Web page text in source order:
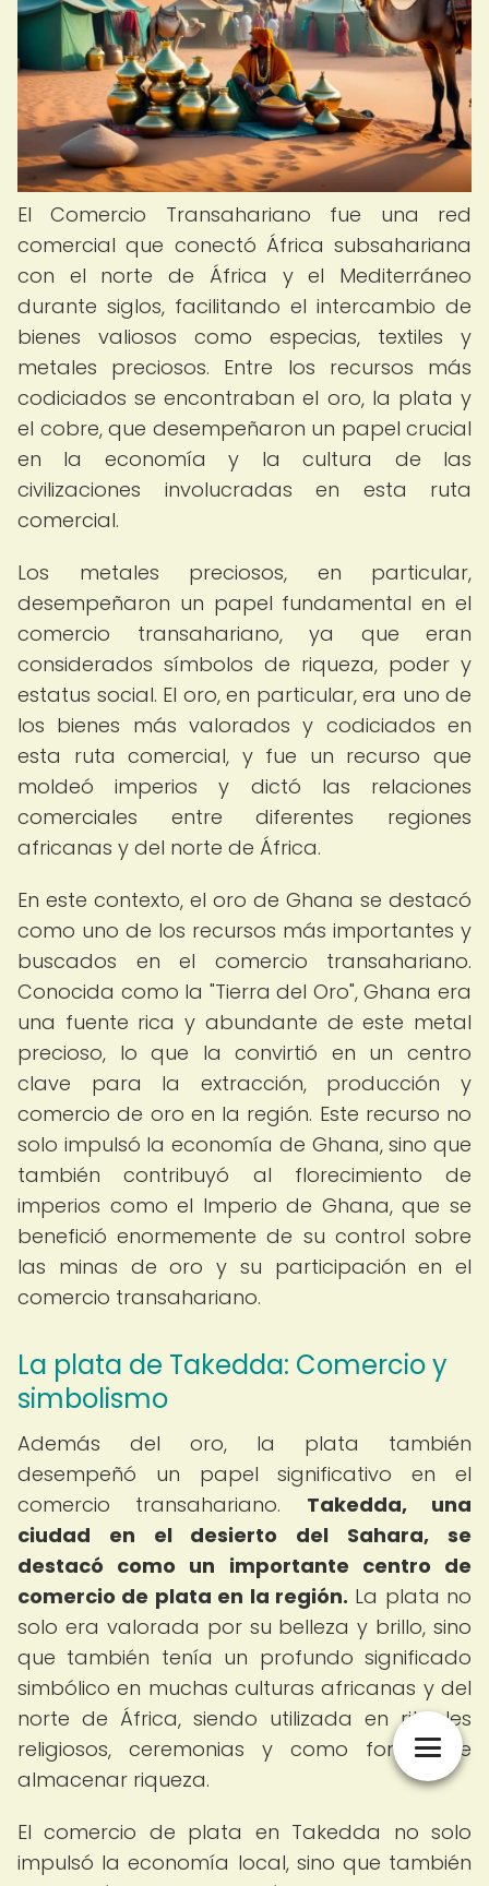
El Comercio Transahariano fue una red
comercial que conectó África subsahariana
con el norte de África y el Mediterráneo
durante siglos, facilitando el intercambio de
bienes valiosos como especias, textiles y
metales preciosos. Entre los recursos más
codiciados se encontraban el oro, la plata y
el cobre, que desempeñaron un papel crucial
en la economía y la cultura de las
civilizaciones involucradas en esta ruta
comercial.
Los metales preciosos, en particular,
desempeñaron un papel fundamental en el
comercio transahariano, ya que eran
considerados símbolos de riqueza, poder y
estatus social. El oro, en particular, era uno de
los bienes más valorados y codiciados en
esta ruta comercial, y fue un recurso que
moldeó imperios y dictó las relaciones
comerciales entre diferentes regiones
africanas y del norte de África.
En este contexto, el oro de Ghana se destacó
como uno de los recursos más importantes y
buscados en el comercio transahariano.
Conocida como la "Tierra del Oro", Ghana era
una fuente rica y abundante de este metal
precioso, lo que la convirtió en un centro
clave para la extracción, producción y
comercio de oro en la región. Este recurso no
solo impulsó la economía de Ghana, sino que
también contribuyó al florecimiento de
imperios como el Imperio de Ghana, que se
benefició enormemente de su control sobre
las minas de oro y su participación en el
comercio transahariano.
La plata de Takedda: Comercio y
simbolismo
Además del oro, la plata también
desempeñó un papel significativo en el
comercio transahariano. Takedda, una
ciudad en el desierto del Sahara, se
destacó como un importante centro de
comercio de plata en la región. La plata no
solo era valorada por su belleza y brillo, sino
que también tenía un profundo significado
simbólico en muchas culturas africanas y del
norte de África, siendo utilizada en rituales
religiosos, ceremonias y como forma de
almacenar riqueza.
El comercio de plata en Takedda no solo
impulsó la economía local, sino que también